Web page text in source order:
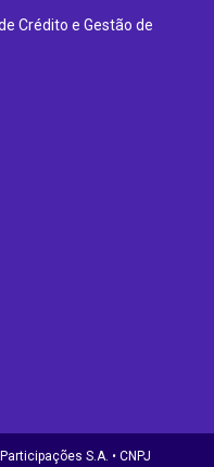
Crédito e Gestão de
S.A. • CNPJ